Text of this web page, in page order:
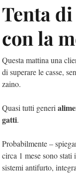
Tenta di
con la
Questa mattina una
di superare le casse,
zaino.
Quasi tutti generi
gatti.
Probabilmente –
circa 1 mese sono
sistemi antifurto,